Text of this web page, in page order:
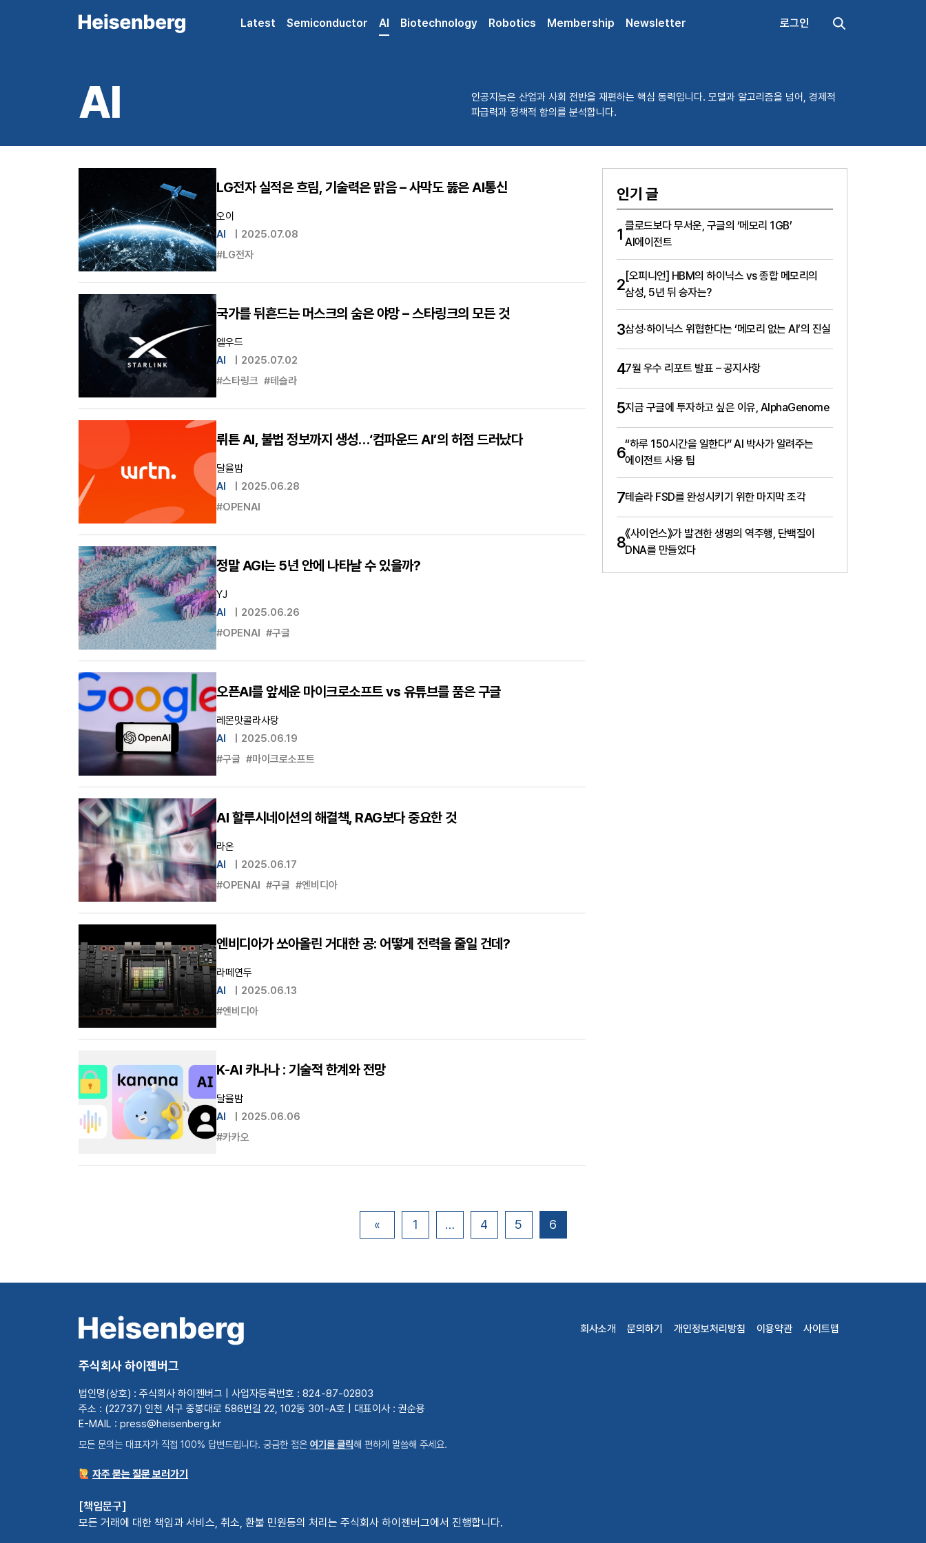
Latest Semiconductor AI Biotechnology Robotics Membership Newsletter 로그인
AI
인공지능은 산업과 사회 전반을 재편하는 핵심 동력입니다. 모델과 알고리즘을 넘어, 경제적
파급력과 정책적 함의를 분석합니다.
LG전자 실적은 흐림, 기술력은 맑음 – 사막도 뚫은 AI통신
오이
AI
2025.07.08
#LG전자
국가를 뒤흔드는 머스크의 숨은 야망 – 스타링크의 모든 것
엘우드
AI
2025.07.02
#스타링크 #테슬라
뤼튼 AI, 불법 정보까지 생성…‘컴파운드 AI’의 허점 드러났다
달율밤
AI
2025.06.28
#OPENAI
정말 AGI는 5년 안에 나타날 수 있을까?
YJ
AI
2025.06.26
#OPENAI #구글
오픈AI를 앞세운 마이크로소프트 vs 유튜브를 품은 구글
레몬맛콜라사탕
AI
2025.06.19
#구글 #마이크로소프트
AI 할루시네이션의 해결책, RAG보다 중요한 것
라온
AI
2025.06.17
#OPENAI #구글 #엔비디아
엔비디아가 쏘아올린 거대한 공: 어떻게 전력을 줄일 건데?
라떼연두
AI
2025.06.13
#엔비디아
K-AI 카나나 : 기술적 한계와 전망
달율밤
AI
2025.06.06
#카카오
인기 글
1 클로드보다 무서운, 구글의 ‘메모리 1GB’
AI에이전트
2[오피니언] HBM의 하이닉스 vs 종합 메모리의
삼성, 5년 뒤 승자는?
3삼성·하이닉스 위협한다는 ‘메모리 없는 AI’의 진실
47월 우수 리포트 발표 – 공지사항
5지금 구글에 투자하고 싶은 이유, AlphaGenome
6“하루 150시간을 일한다” AI 박사가 알려주는
에이전트 사용 팁
7테슬라 FSD를 완성시키기 위한 마지막 조각
8《사이언스》가 발견한 생명의 역주행, 단백질이
DNA를 만들었다
« 1 … 4 5 6
회사소개 문의하기 개인정보처리방침 이용약관 사이트맵
주식회사 하이젠버그
법인명(상호) : 주식회사 하이젠버그 | 사업자등록번호 : 824-87-02803
주소 : (22737) 인천 서구 중봉대로 586번길 22, 102동 301-A호 | 대표이사 : 권순용
E-MAIL : press@heisenberg.kr
모든 문의는 대표자가 직접 100% 답변드립니다. 궁금한 점은 여기를 클릭해 편하게 말씀해 주세요.
자주 묻는 질문 보러가기
[책임문구]
모든 거래에 대한 책임과 서비스, 취소, 환불 민원등의 처리는 주식회사 하이젠버그에서 진행합니다.